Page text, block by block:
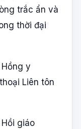
trắc ẩn và
thời đại
y
Liên tôn
giáo